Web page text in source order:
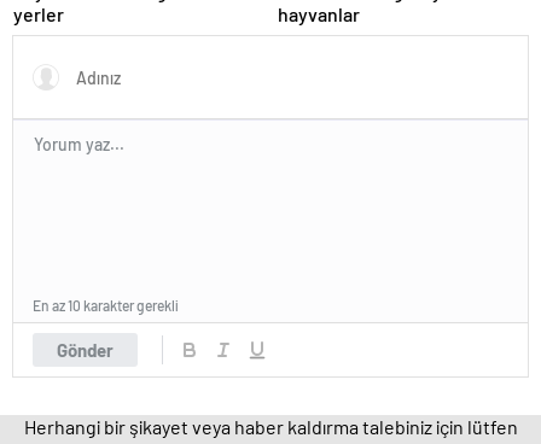
yerler
hayvanlar
Gönder
En az 10 karakter gerekli
Herhangi bir şikayet veya haber kaldırma talebiniz için lütfen